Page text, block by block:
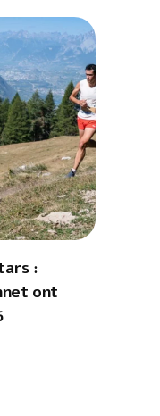
:
ont